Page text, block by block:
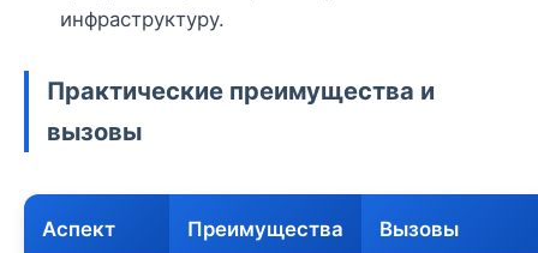
инфраструктуру.
Практические преимущества и
вызовы
Аспект Преимущества Вызовы